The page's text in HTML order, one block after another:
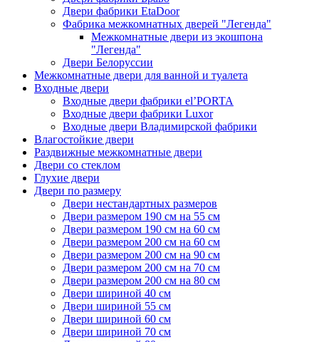
Двери фабрики EtaDoor
Фабрика межкомнатных дверей "Легенда"
Межкомнатные двери из экошпона
"Легенда"
Двери Белоруссии
Межкомнатные двери для ванной и туалета
Входные двери
Входные двери фабрики el’PORTA
Входные двери фабрики Luxor
Входные двери Владимирской фабрики
Влагостойкие двери
Раздвижные межкомнатные двери
Двери со стеклом
Глухие двери
Двери по размеру
Двери нестандартных размеров
Двери размером 190 см на 55 см
Двери размером 190 см на 60 см
Двери размером 200 см на 60 см
Двери размером 200 см на 90 см
Двери размером 200 см на 70 см
Двери размером 200 см на 80 см
Двери шириной 40 см
Двери шириной 55 см
Двери шириной 60 см
Двери шириной 70 см